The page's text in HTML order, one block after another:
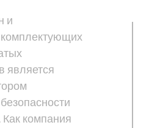
и
комплектующих
является
компания